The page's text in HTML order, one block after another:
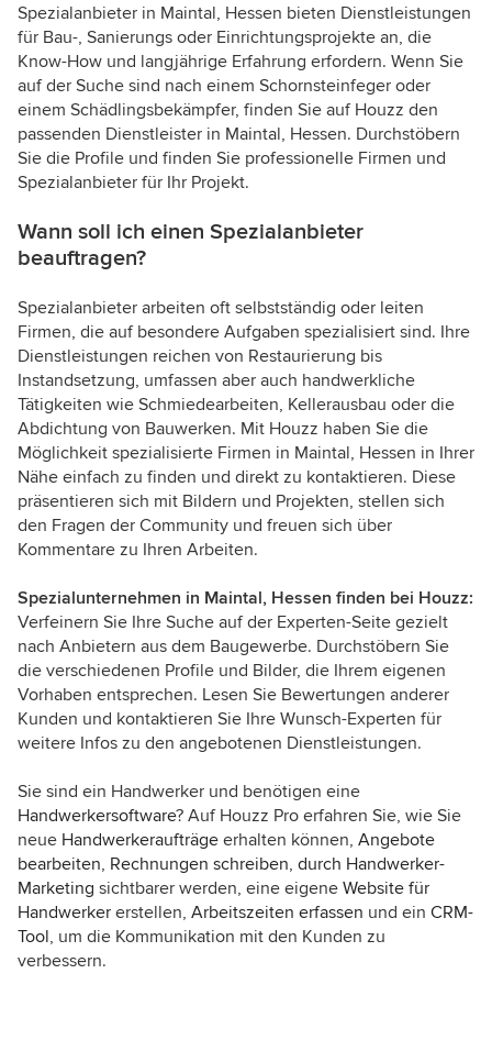
Spezialanbieter in Maintal, Hessen bieten Dienstleistungen
für Bau-, Sanierungs oder Einrichtungsprojekte an, die
Know-How und langjährige Erfahrung erfordern. Wenn Sie
auf der Suche sind nach einem Schornsteinfeger oder
einem Schädlingsbekämpfer, finden Sie auf Houzz den
passenden Dienstleister in Maintal, Hessen. Durchstöbern
Sie die Profile und finden Sie professionelle Firmen und
Spezialanbieter für Ihr Projekt.
Wann soll ich einen Spezialanbieter
beauftragen?
Spezialanbieter arbeiten oft selbstständig oder leiten
Firmen, die auf besondere Aufgaben spezialisiert sind. Ihre
Dienstleistungen reichen von Restaurierung bis
Instandsetzung, umfassen aber auch handwerkliche
Tätigkeiten wie Schmiedearbeiten, Kellerausbau oder die
Abdichtung von Bauwerken. Mit Houzz haben Sie die
Möglichkeit spezialisierte Firmen in Maintal, Hessen in Ihrer
Nähe einfach zu finden und direkt zu kontaktieren. Diese
präsentieren sich mit Bildern und Projekten, stellen sich
den Fragen der Community und freuen sich über
Kommentare zu Ihren Arbeiten.
Spezialunternehmen in Maintal, Hessen finden bei Houzz:
Verfeinern Sie Ihre Suche auf der Experten-Seite gezielt
nach Anbietern aus dem Baugewerbe. Durchstöbern Sie
die verschiedenen Profile und Bilder, die Ihrem eigenen
Vorhaben entsprechen. Lesen Sie Bewertungen anderer
Kunden und kontaktieren Sie Ihre Wunsch-Experten für
weitere Infos zu den angebotenen Dienstleistungen.
Sie sind ein Handwerker und benötigen eine
Handwerkersoftware? Auf Houzz Pro erfahren Sie, wie Sie
neue Handwerkeraufträge erhalten können, Angebote
bearbeiten, Rechnungen schreiben, durch Handwerker-
Marketing sichtbarer werden, eine eigene Website für
Handwerker erstellen, Arbeitszeiten erfassen und ein CRM-
Tool, um die Kommunikation mit den Kunden zu
verbessern.